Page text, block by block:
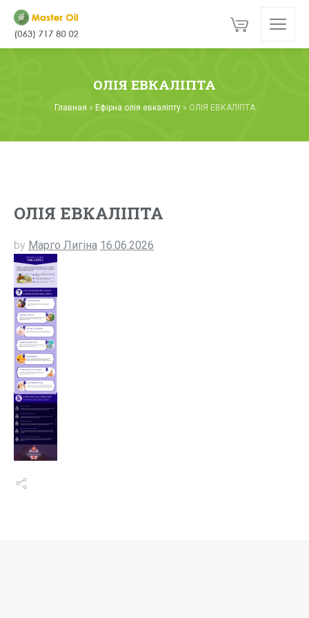
ОЛІЯ ЕВКАЛІПТА
Главная » Ефірна олія евкаліпту» ОЛІЯ ЕВКАЛІПТА
ОЛІЯ ЕВКАЛІПТА
by Марго Лигіна 16.06.2026